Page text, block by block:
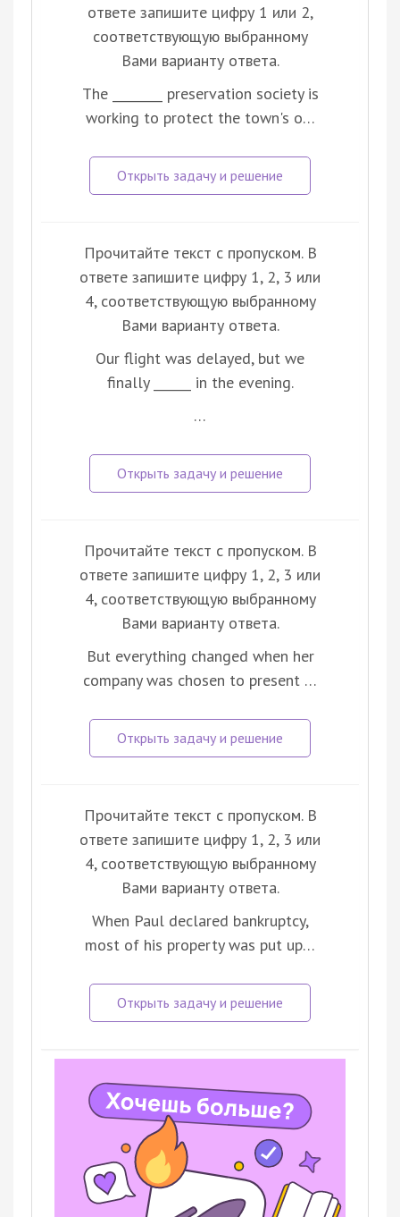
ответе запишите цифру 1 или 2,
соответствующую выбранному
Вами варианту ответа.
The ________ preservation society is
working to protect the town's o…
Прочитайте текст с пропуском. В
ответе запишите цифру 1, 2, 3 или
4, соответствующую выбранному
Вами варианту ответа.
Our flight was delayed, but we
finally ______ in the evening.
…
Прочитайте текст с пропуском. В
ответе запишите цифру 1, 2, 3 или
4, соответствующую выбранному
Вами варианту ответа.
But everything changed when her
company was chosen to present …
Прочитайте текст с пропуском. В
ответе запишите цифру 1, 2, 3 или
4, соответствующую выбранному
Вами варианту ответа.
When Paul declared bankruptcy,
most of his property was put up…